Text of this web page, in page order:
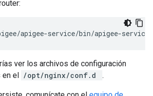
apigee-service/bin/apigee-
ver los archivos de configuración
en el /opt/nginx/conf.d .